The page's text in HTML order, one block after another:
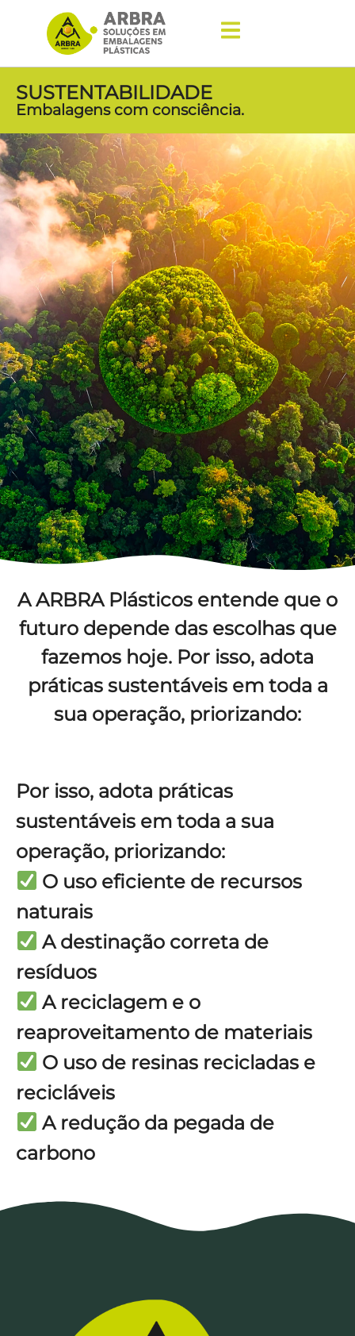
SUSTENTABILIDADE
Embalagens com consciência.
AARBRA Plásticos entende que o
futuro depende das escolhas que
fazemos hoje. Por isso, adota
práticas sustentáveis em toda a
sua operação, priorizando:
Por isso, adota práticas
sustentáveis em toda a sua
operação, priorizando:
O uso eficiente de recursos
naturais
A destinação correta de
resíduos
A reciclagem e o
reaproveitamento de materiais
O uso de resinas recicladas e
recicláveis
A redução da pegada de
carbono